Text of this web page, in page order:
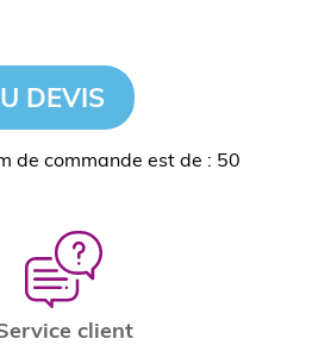
DEVIS
de commande est de : 50
client